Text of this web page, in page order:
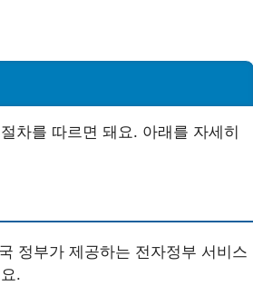
차를 따르면 돼요. 아래를 자세히
정부가 제공하는 전자정부 서비스
.